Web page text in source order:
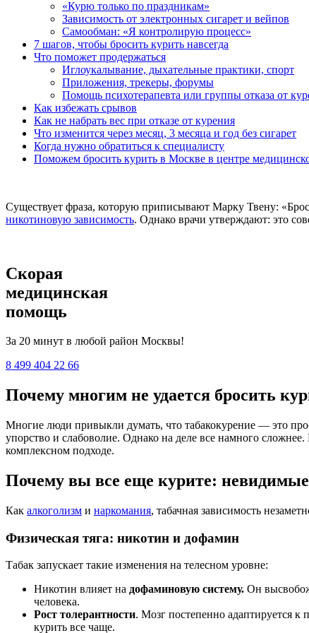
«Курю только по праздникам»
Зависимость от электронных сигарет и вейпов
Самообман: «Я контролирую процесс»
7 шагов, чтобы бросить курить навсегда
Что поможет продержаться
Иглоукалывание, дыхательные практики, спорт
Приложения, трекеры, форумы
Помощь психотерапевта или группы отказа от
Как избежать срывов
Как не набрать вес при отказе от курения
Что изменится через месяц, 3 месяца и год без сигарет
Когда нужно обратиться к специалисту
Поможем бросить курить в Москве в центре
Существует фраза, которую приписывают Марку Твену:
никотиновую зависимость. Однако врачи утверждают: это
Скорая
медицинская
помощь
За 20 минут в любой район Москвы!
8 499 404 22 66
Почему многим не удается бросить
Многие люди привыкли думать, что табакокурение — это
упорство и слабоволие. Однако на деле все намного
комплексном подходе.
Почему вы все еще курите:
Как алкоголизм и наркомания, табачная зависимость
Физическая тяга: никотин и дофамин
Табак запускает такие изменения на телесном уровне:
Никотин влияет на дофаминовую систему. Он
человека.
Рост толерантности. Мозг постепенно адаптируется
курить все чаще.